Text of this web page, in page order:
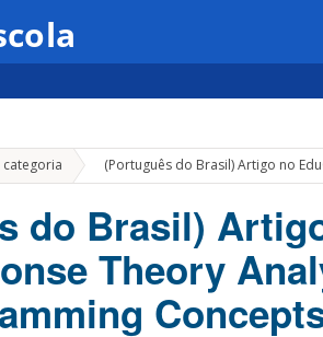
categoria » (Português do Brasil) Artigo no
do Brasil)
Theory